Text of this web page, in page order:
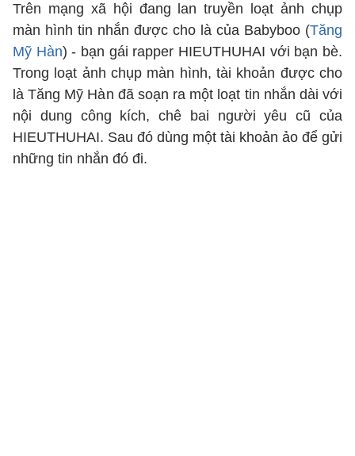
Trên mạng xã hội đang lan truyền loạt ảnh chụp
màn hình tin nhắn được cho là của Babyboo (Tăng
Mỹ Hàn) - bạn gái rapper HIEUTHUHAI với bạn bè.
Trong loạt ảnh chụp màn hình, tài khoản được cho
là Tăng Mỹ Hàn đã soạn ra một loạt tin nhắn dài với
nội dung công kích, chê bai người yêu cũ của
HIEUTHUHAI. Sau đó dùng một tài khoản ảo để gửi
những tin nhắn đó đi.